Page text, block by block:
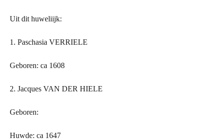
Uit dit huweliijk:
1. Paschasia VERRIELE
Geboren: ca 1608
2. Jacques VAN DER HIELE
Geboren:
Huwde: ca 1647